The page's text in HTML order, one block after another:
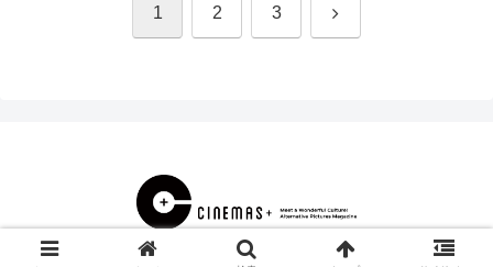
1 2 3 次
© 2000 CINEMAS＋.